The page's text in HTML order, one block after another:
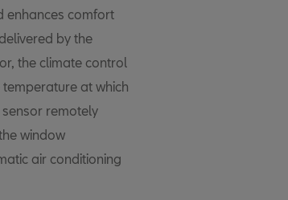
enhances comfort
by the
the climate control
at which
remotely
window
air conditioning